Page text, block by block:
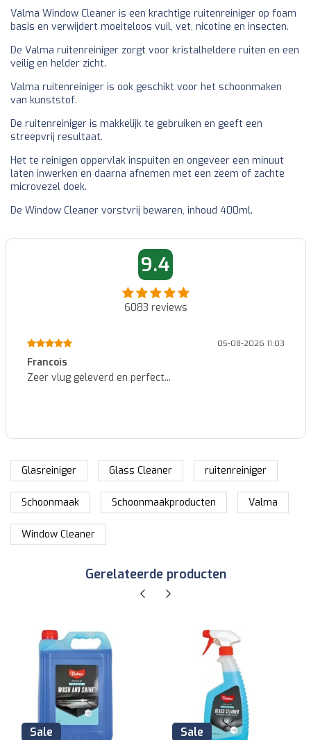
Valma Window Cleaner is een krachtige ruitenreiniger op foam
basis en verwijdert moeiteloos vuil, vet, nicotine en insecten.
De Valma ruitenreiniger zorgt voor kristalheldere ruiten en een
veilig en helder zicht.
Valma ruitenreiniger is ook geschikt voor het schoonmaken
van kunststof.
De ruitenreiniger is makkelijk te gebruiken en geeft een
streepvrij resultaat.
Het te reinigen oppervlak inspuiten en ongeveer een minuut
laten inwerken en daarna afnemen met een zeem of zachte
microvezel doek.
De Window Cleaner vorstvrij bewaren, inhoud 400ml.
9.4
6083 reviews
05-08-2026 11:03
Francois
Zeer vlug geleverd en perfect...
Glasreiniger Glass Cleaner ruitenreiniger
Schoonmaak Schoonmaakproducten Valma
Window Cleaner
Gerelateerde producten
Sale Sale